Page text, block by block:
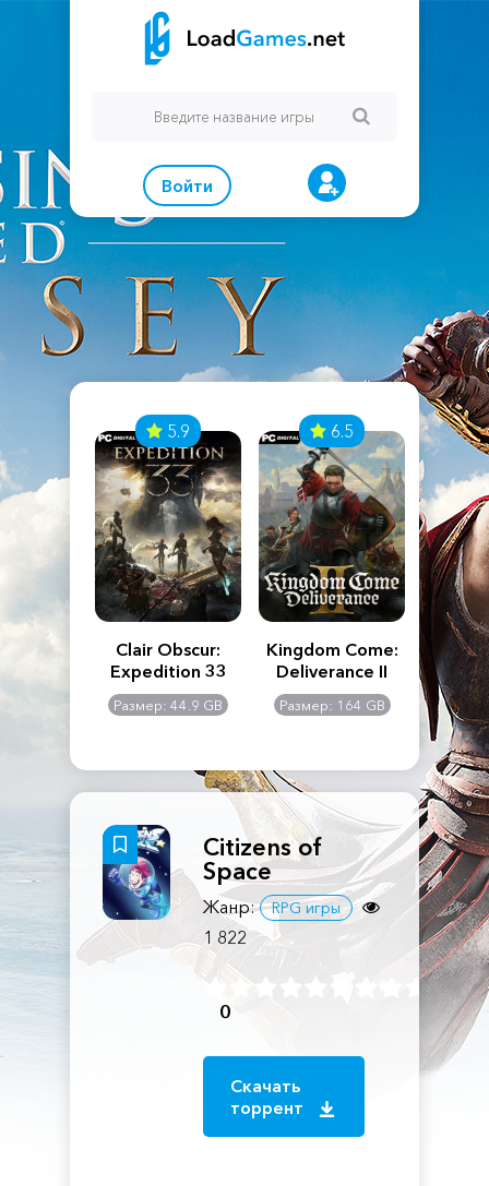
Войти
Creed
5.9
Clair Obscur:
Expedition 33
Размер: 44.9 GB
6.5
Kingdom Come:
Deliverance II
Размер: 164 GB
The
Citizens of
Space
Жанр: RPG игры
1 822
0
Скачать
торрент